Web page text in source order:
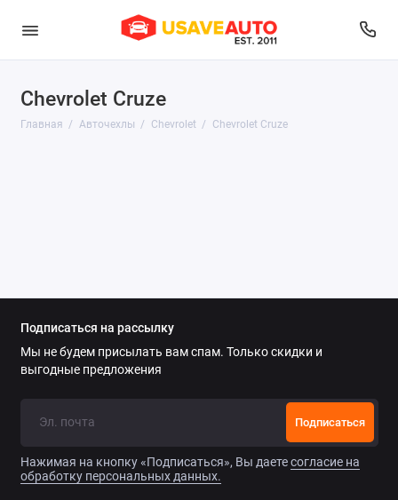
Chevrolet Cruze
Главная Авточехлы Chevrolet Chevrolet Cruze
Audi
Changan
Chery
Chevrolet
Chrysler
Citroen
Подписаться на рассылку
Мы не будем присылать вам спам. Только скидки и
выгодные предложения
Подписаться
Нажимая на кнопку «Подписаться», Вы даетесогласие на
обработку персональных данных.